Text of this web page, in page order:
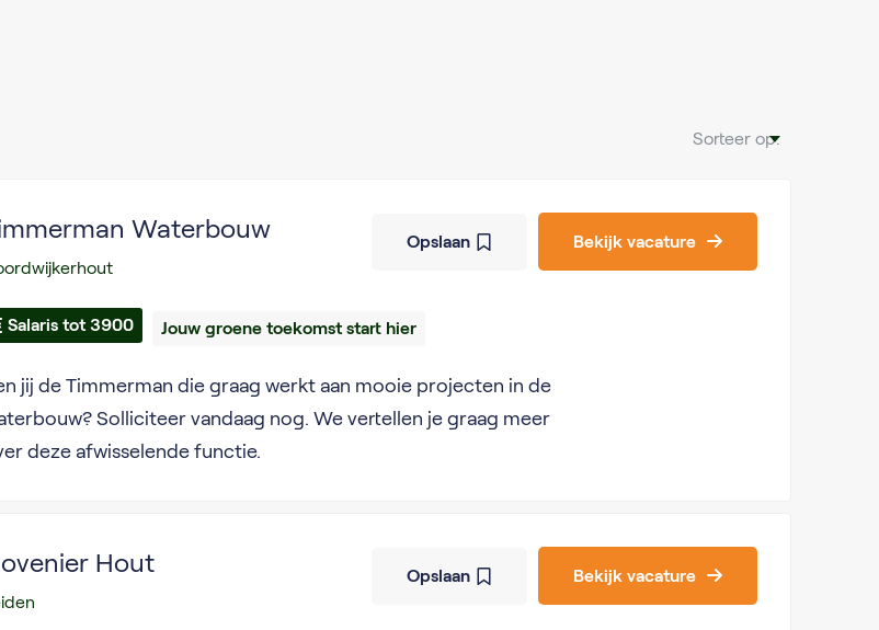
Sorteer op:
Waterbouw
Salaris tot 3900 Jouw groene toekomst start hier
jij de Timmerman die graag werkt aan mooie projecten in de
Solliciteer vandaag nog. We vertellen je graag meer
deze afwisselende functie.
Opslaan Bekijk vacature
Hout Opslaan Bekijk vacature